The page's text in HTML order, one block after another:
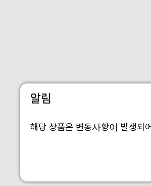
알림
해당 상품은 변동사항이 발생되